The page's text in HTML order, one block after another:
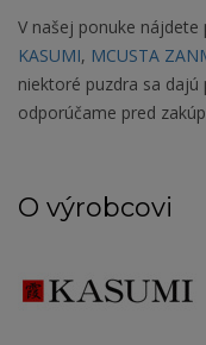
V našej ponuke nájdete
KASUMI, MCUSTA
niektoré puzdra sa
odporúčame pred
O výrobcovi